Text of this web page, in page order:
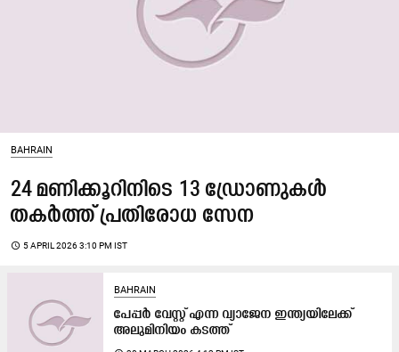
BAHRAIN
24 മണിക്കൂറിനിടെ 13 ഡ്രോണുകൾ
തകർത്ത് പ്രതിരോധ സേന
access_time 5 APRIL 2026 3:10 PM IST
BAHRAIN
പേപ്പർ വേസ്റ്റ് എന്ന വ്യാജേന ഇന്ത്യയിലേക്ക്
അലുമിനിയം കടത്ത്